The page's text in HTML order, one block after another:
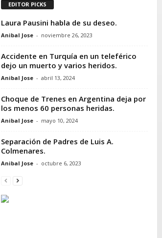
EDITOR PICKS
Laura Pausini habla de su deseo.
Anibal Jose - noviembre 26, 2023
Accidente en Turquía en un teleférico
dejo un muerto y varios heridos.
Anibal Jose - abril 13, 2024
Choque de Trenes en Argentina deja por
los menos 60 personas heridas.
Anibal Jose - mayo 10, 2024
Separación de Padres de Luis A.
Colmenares.
Anibal Jose - octubre 6, 2023